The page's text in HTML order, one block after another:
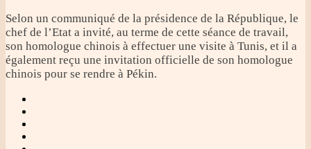
Selon un communiqué de la présidence de la République, le
chef de l’Etat a invité, au terme de cette séance de travail,
son homologue chinois à effectuer une visite à Tunis, et il a
également reçu une invitation officielle de son homologue
chinois pour se rendre à Pékin.